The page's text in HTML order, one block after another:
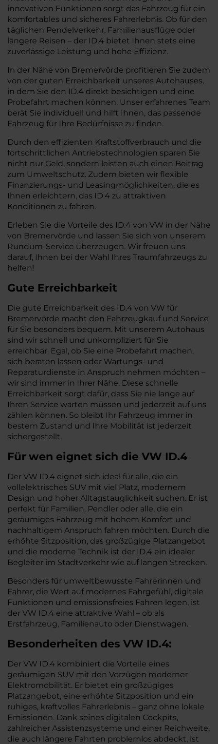
innovativen Funktionen sorgt das Fahrzeug für ein
komfortables und sicheres Fahrerlebnis. Ob für den
täglichen Pendelverkehr, Familienausflüge oder
längere Reisen – der ID.4 bietet Ihnen stets eine
zuverlässige Leistung und hohe Effizienz.
In der Nähe von Bremervörde profitieren Sie zudem
von der guten Erreichbarkeit unseres Autohauses,
in dem Sie den ID.4 direkt besichtigen und eine
Probefahrt machen können. Unser erfahrenes Team
berät Sie individuell und hilft Ihnen, das passende
Fahrzeug für Ihre Bedürfnisse zu finden.
Durch den effizienten Kraftstoffverbrauch und die
fortschrittlichen Antriebstechnologien sparen Sie
nicht nur Geld, sondern leisten auch einen Beitrag
zum Umweltschutz. Zudem bieten wir flexible
Finanzierungs- und Leasingmöglichkeiten, die es
Ihnen erleichtern, das ID.4 zu attraktiven
Konditionen zu fahren.
Erleben Sie die Vorteile des ID.4 von VW in der Nähe
von Bremervörde und lassen Sie sich von unserem
Rundum-Service überzeugen. Wir freuen uns
darauf, Ihnen bei der Wahl Ihres Traumfahrzeugs zu
helfen!
Gute Erreichbarkeit
Die gute Erreichbarkeit des ID.4 von VW für
Bremervörde macht den Fahrzeugkauf und Service
für Sie besonders bequem. Mit unserem Autohaus
sind wir schnell und unkompliziert für Sie
erreichbar. Egal, ob Sie eine Probefahrt machen,
sich beraten lassen oder Wartungs- und
Reparaturdienste in Anspruch nehmen möchten –
wir sind immer in Ihrer Nähe. Diese schnelle
Erreichbarkeit sorgt dafür, dass Sie nie lange auf
Ihren Service warten müssen und jederzeit auf uns
zählen können. So bleibt Ihr Fahrzeug immer in
bestem Zustand und Ihre Mobilität ist jederzeit
sichergestellt.
Für wen eignet sich die VW ID.4
Der VW ID.4 eignet sich ideal für alle, die ein
vollelektrisches SUV mit viel Platz, modernem
Design und hoher Alltagstauglichkeit suchen. Er ist
perfekt für Familien, Pendler oder alle, die ein
geräumiges Fahrzeug mit hohem Komfort und
nachhaltigem Anspruch fahren möchten. Durch die
erhöhte Sitzposition, das großzügige Platzangebot
und die moderne Technik ist der ID.4 ein idealer
Begleiter im Stadtverkehr wie auf langen Strecken.
Besonders für umweltbewusste Fahrerinnen und
Fahrer, die Wert auf modernes Fahrgefühl, digitale
Funktionen und emissionsfreies Fahren legen, ist
der VW ID.4 eine attraktive Wahl – ob als
Erstfahrzeug, Familienauto oder Dienstwagen.
Besonderheiten des VW ID.4:
Der VW ID.4 kombiniert die Vorteile eines
geräumigen SUV mit den Vorzügen moderner
Elektromobilität. Er bietet ein großzügiges
Platzangebot, eine erhöhte Sitzposition und ein
ruhiges, kraftvolles Fahrerlebnis – ganz ohne lokale
Emissionen. Dank seines digitalen Cockpits,
zahlreicher Assistenzsysteme und einer Reichweite,
die auch längere Fahrten problemlos abdeckt, ist